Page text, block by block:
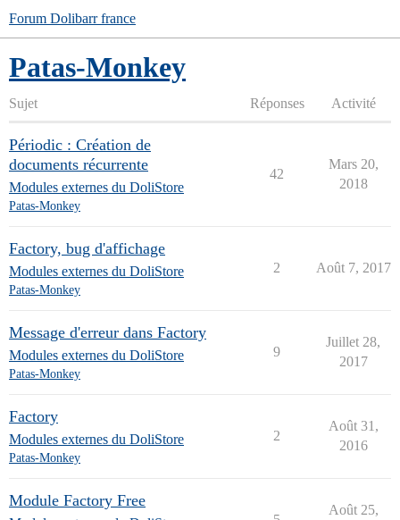
Forum Dolibarr france
Patas-Monkey
Sujet Réponses Activité
Périodic : Création de
documents récurrente
Modules externes du DoliStore
Patas-Monkey
42
Mars 20,
2018
Factory, bug d'affichage
Modules externes du DoliStore
Patas-Monkey
2 Août 7, 2017
Message d'erreur dans Factory
Modules externes du DoliStore
Patas-Monkey
9
Juillet 28,
2017
Factory
Modules externes du DoliStore
Patas-Monkey
2
Août 31,
2016
Module Factory Free
Août 25,